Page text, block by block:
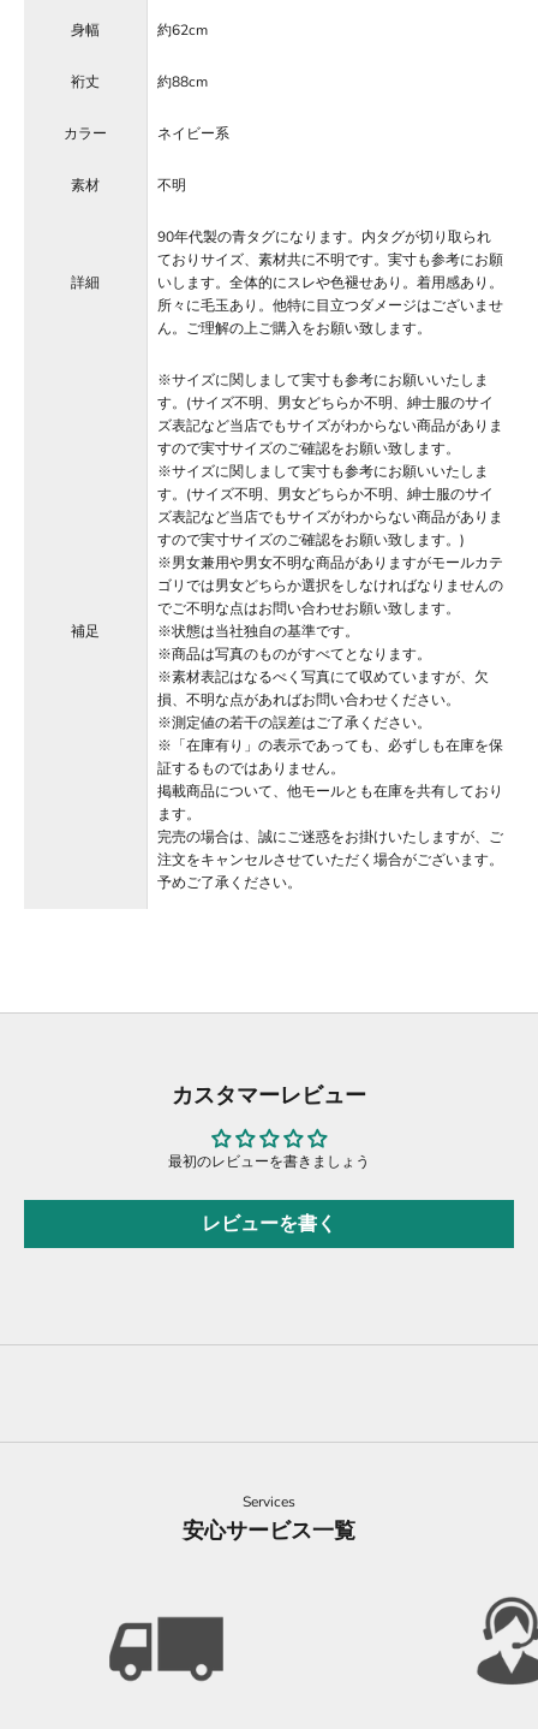
身幅 約62cm
裄丈 約88cm
カラー ネイビー系
素材 不明
詳細
90年代製の青タグになります。内タグが切り取られ
ておりサイズ、素材共に不明です。実寸も参考にお願
いします。全体的にスレや色褪せあり。着用感あり。
所々に毛玉あり。他特に目立つダメージはございませ
ん。ご理解の上ご購入をお願い致します。
補足
※サイズに関しまして実寸も参考にお願いいたしま
す。(サイズ不明、男女どちらか不明、紳士服のサイ
ズ表記など当店でもサイズがわからない商品がありま
すので実寸サイズのご確認をお願い致します。
※サイズに関しまして実寸も参考にお願いいたしま
す。(サイズ不明、男女どちらか不明、紳士服のサイ
ズ表記など当店でもサイズがわからない商品がありま
すので実寸サイズのご確認をお願い致します。)
※男女兼用や男女不明な商品がありますがモールカテ
ゴリでは男女どちらか選択をしなければなりませんの
でご不明な点はお問い合わせお願い致します。
※状態は当社独自の基準です。
※商品は写真のものがすべてとなります。
※素材表記はなるべく写真にて収めていますが、欠
損、不明な点があればお問い合わせください。
※測定値の若干の誤差はご了承ください。
※「在庫有り」の表示であっても、必ずしも在庫を保
証するものではありません。
掲載商品について、他モールとも在庫を共有しており
ます。
完売の場合は、誠にご迷惑をお掛けいたしますが、ご
注文をキャンセルさせていただく場合がございます。
予めご了承ください。
カスタマーレビュー
最初のレビューを書きましょう
レビューを書く
Services
安心サービス一覧